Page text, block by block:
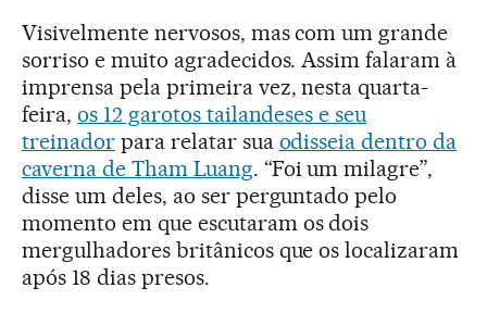
Visivelmente nervosos, mas com um grande
sorriso e muito agradecidos. Assim falaram à
imprensa pela primeira vez, nesta quarta-
feira, os 12 garotos tailandeses e seu
treinadorpara relatar sua odisseia dentro da
caverna de Tham Luang. “Foi um milagre”,
disse um deles, ao ser perguntado pelo
momento em que escutaram os dois
mergulhadores britânicos que os localizaram
após 18 dias presos.